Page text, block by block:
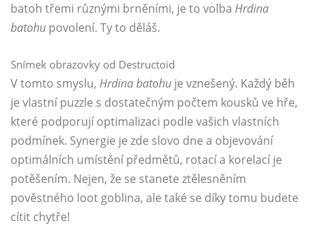
batoh třemi různými brněními, je to volba Hrdina
batohu povolení. Ty to děláš.
Snímek obrazovky od Destructoid
V tomto smyslu, Hrdina batohu je vznešený. Každý běh
je vlastní puzzle s dostatečným počtem kousků ve hře,
které podporují optimalizaci podle vašich vlastních
podmínek. Synergie je zde slovo dne a objevování
optimálních umístění předmětů, rotací a korelací je
potěšením. Nejen, že se stanete ztělesněním
pověstného loot goblina, ale také se díky tomu budete
cítit chytře!